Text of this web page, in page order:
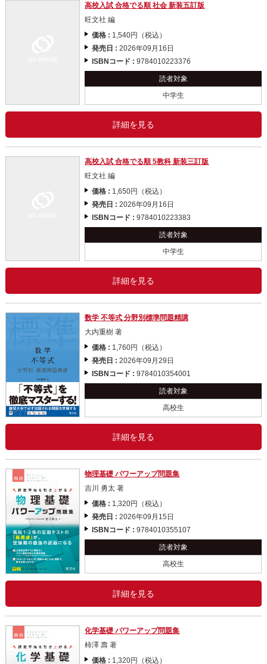
高校入試 合格でる順 社会 新装五訂版
旺文社 編
価格 : 1,540円（税込）
発売日 :2026年09月16日
ISBNコード :9784010223376
読者対象
中学生
詳細を見る
高校入試 合格でる順 5教科 新装三訂版
旺文社 編
価格 : 1,650円（税込）
発売日 :2026年09月16日
ISBNコード :9784010223383
読者対象
中学生
詳細を見る
数学 不等式 分野別標準問題精講
大内重樹 著
価格 : 1,760円（税込）
発売日 :2026年09月29日
ISBNコード :9784010354001
読者対象
高校生
詳細を見る
物理基礎 パワーアップ問題集
吉川 勇太 著
価格 : 1,320円（税込）
発売日 :2026年09月15日
ISBNコード :9784010355107
読者対象
高校生
詳細を見る
化学基礎 パワーアップ問題集
柿澤 壽 著
価格 : 1,320円（税込）